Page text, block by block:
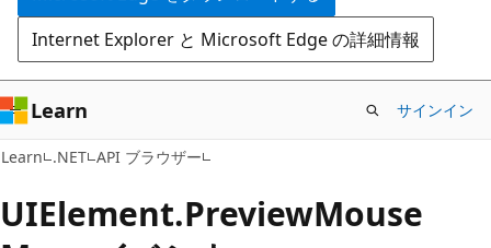
に
ス
キ
ッ
プ
シ
ョ
ン
に
ス
キ
ッ
プ
Internet Explorer と Microsoft Edge の詳細情報
Learn サインイン
Learn .NET API ブラウザー
UIElement.PreviewMouse